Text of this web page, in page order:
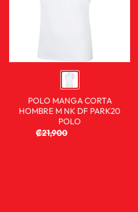
POLO MANGA CORTA
HOMBRE M NK DF PARK20
POLO
₡21,900